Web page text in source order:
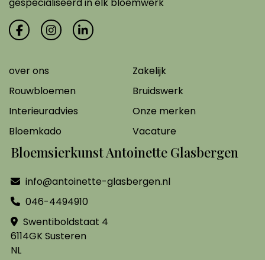
gespecialiseerd in elk bloemwerk
over ons
Zakelijk
Rouwbloemen
Bruidswerk
Interieuradvies
Onze merken
Bloemkado
Vacature
Bloemsierkunst Antoinette Glasbergen
info@antoinette-glasbergen.nl
046-4494910
Swentiboldstaat 4
6114GK Susteren
NL